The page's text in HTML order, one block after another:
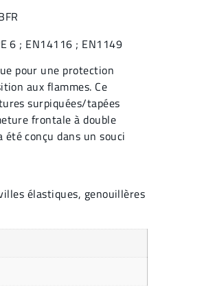
6 ; EN14116 ; EN1149
pour une protection
aux flammes. Ce
surpiquées/tapées
frontale à double
conçu dans un souci
élastiques, genouillères